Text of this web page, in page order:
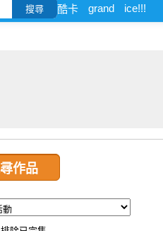
搜尋 酷卡 grand ice!!!